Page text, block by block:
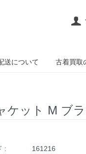
送について 古着買取
ケット M ブ
: 161216